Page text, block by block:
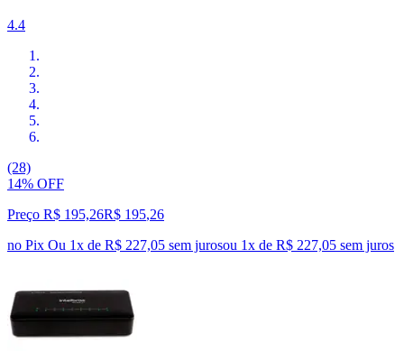
4.4
(28)
14% OFF
Preço R$ 195,26R$ 195,26
no Pix Ou 1x de R$ 227,05 sem jurosou 1x de R$ 227,05 sem juros